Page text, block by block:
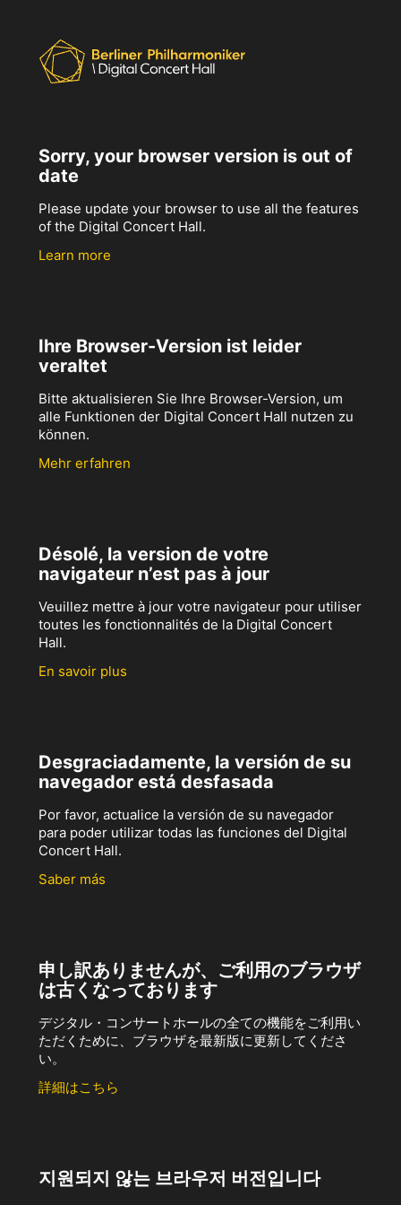
Sorry, your browser version is out of
date
Please update your browser to use all the features
of the Digital Concert Hall.
Learn more
Ihre Browser-Version ist leider
veraltet
Bitte aktualisieren Sie Ihre Browser-Version, um
alle Funktionen der Digital Concert Hall nutzen zu
können.
Mehr erfahren
Désolé, la version de votre
navigateur n’est pas à jour
Veuillez mettre à jour votre navigateur pour utiliser
toutes les fonctionnalités de la Digital Concert
Hall.
En savoir plus
Desgraciadamente, la versión de su
navegador está desfasada
Por favor, actualice la versión de su navegador
para poder utilizar todas las funciones del Digital
Concert Hall.
Saber más
申し訳ありませんが、ご利用のブラウザ
は古くなっております
デジタル・コンサートホールの全ての機能をご利用い
ただくために、ブラウザを最新版に更新してくださ
い。
詳細はこちら
지원되지 않는 브라우저 버전입니다